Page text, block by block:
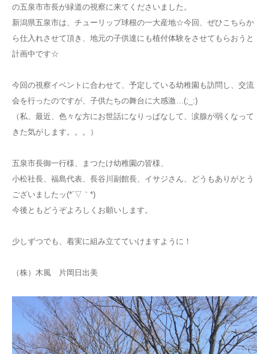
の五泉市市長が緑道の視察に来てくださいました。
新潟県五泉市は、チューリップ球根の一大産地☆今回、ぜひこちらか
ら仕入れさせて頂き、地元の子供達にも植付体験をさせてもらおうと
計画中です☆
今回の視察イベントに合わせて、予定している幼稚園も訪問し、交流
会を行ったのですが、子供たちの舞台に大感激…(;_:)
（私、最近、色々な方にお世話になりっぱなして、涙腺が弱くなって
きた気がします。。。）
五泉市長御一行様、まつたけ幼稚園の皆様、
小松社長、福島代表、長谷川副館長、イサジさん、どうもありがとう
ございましたッ(*´▽｀*)
今後ともどうぞよろしくお願いします。
少しずつでも、着実に組み立てていけますように！
（株）木風 片岡日出美